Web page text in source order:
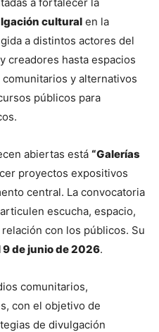
cultural en la
a distintos actores del
creadores hasta espacios
y alternativos
públicos para
abiertas está “Galerías
proyectos expositivos
central. La convocatoria
escucha, espacio,
de junio de 2026.
comunitarios,
con el objetivo de
de divulgación